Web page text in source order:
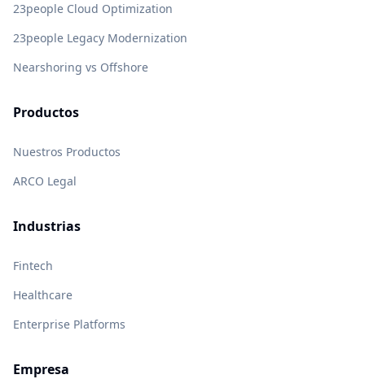
23people Cloud Optimization
23people Legacy Modernization
Nearshoring vs Offshore
Productos
Nuestros Productos
ARCO Legal
Industrias
Fintech
Healthcare
Enterprise Platforms
Empresa